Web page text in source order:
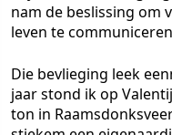
nam de beslissing om
leven te
Die bevlieging leek
jaar stond ik op
ton in